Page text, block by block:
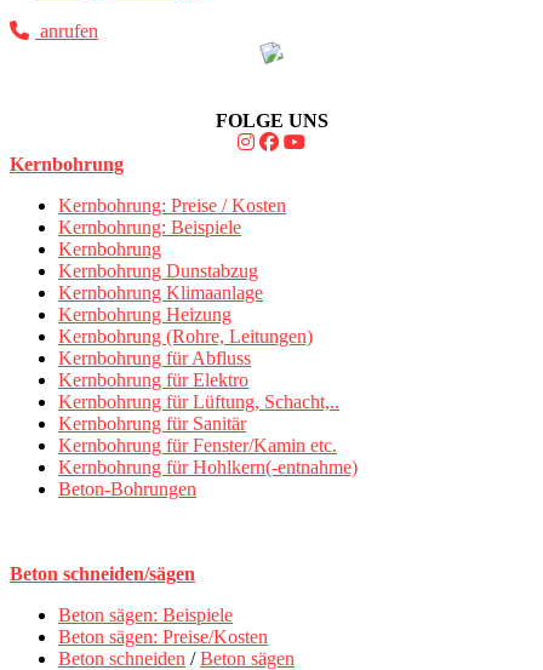
anrufen
FOLGE UNS
Kernbohrung
Kernbohrung: Preise / Kosten
Kernbohrung: Beispiele
Kernbohrung
Kernbohrung Dunstabzug
Kernbohrung Klimaanlage
Kernbohrung Heizung
Kernbohrung (Rohre, Leitungen)
Kernbohrung für Abfluss
Kernbohrung für Elektro
Kernbohrung für Lüftung, Schacht,..
Kernbohrung für Sanitär
Kernbohrung für Fenster/Kamin etc.
Kernbohrung für Hohlkern(-entnahme)
Beton-Bohrungen
Beton schneiden/sägen
Beton sägen: Beispiele
Beton sägen: Preise/Kosten
Beton schneiden /Beton sägen